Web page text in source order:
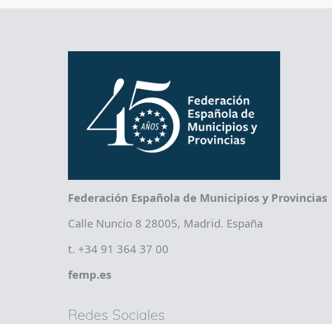
Federación Española de Municipios y Provincias
Calle Nuncio 8 28005, Madrid. España
t. +34 91 364 37 00
femp.es
Redes Sociales